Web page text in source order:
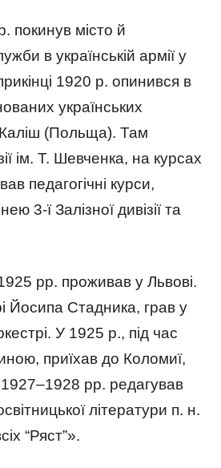
покинув місто й
в українській армії у
1920 р. опинився в
українських
Каліш (Польща). Там
ім. Т. Шевченка, на курсах
педагогічні курси,
3-ї Залізної дивізії та
рр. проживав у Львові.
Йосипа Стадника, грав у
У 1925 р., під час
приїхав до Коломиї,
рр. редагував
літератури п. н.
“Ряст”».